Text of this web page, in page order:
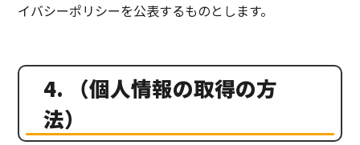
イバシーポリシーを公表するものとします。
4. （個人情報の取得の方
法）